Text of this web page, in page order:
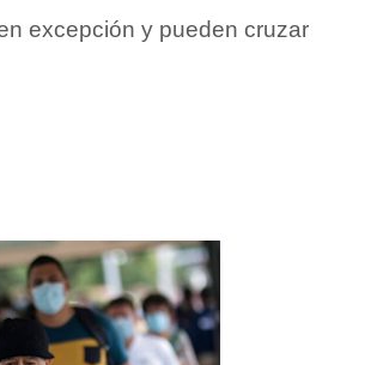
excepción y pueden cruzar